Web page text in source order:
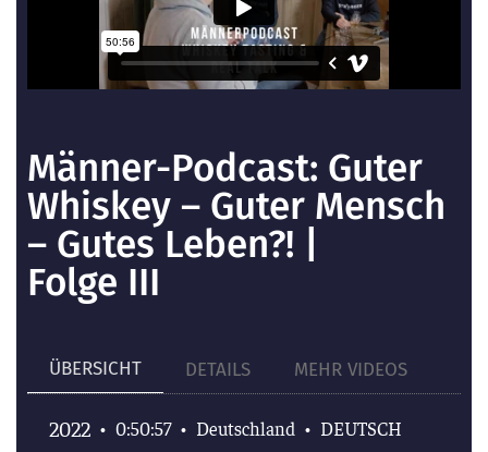
Männer-Podcast: Guter
Whiskey – Guter Mensch
– Gutes Leben?! |
Folge III
ÜBERSICHT DETAILS MEHR VIDEOS
2022 • 0:50:57 • Deutschland • DEUTSCH